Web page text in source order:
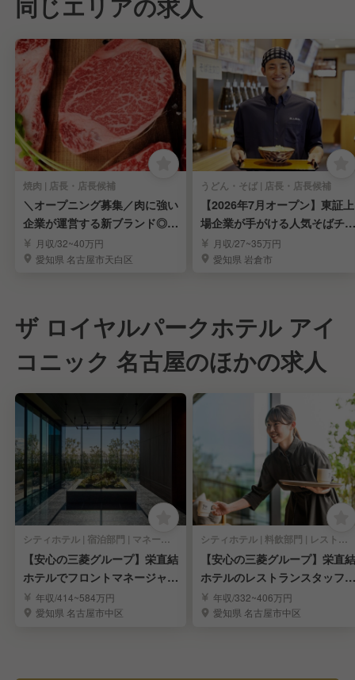
同じエリアの求人
焼肉 | 店長・店長候補
＼オープニング募集／肉に強い
企業が運営する新ブランド◎頑
張りが収入に直結！
月収/32~40万円
愛知県 名古屋市天白区
うどん・そば | 店長・店長候補
【2026年7月オープン】東証上
場企業が手がける人気そばチェ
ーン月収/27~35万円
愛知県 岩倉市
ザ ロイヤルパークホテル アイ
コニック 名古屋のほかの求人
シティホテル | 宿泊部門 | マネージャー・支配人・副支配人・女将
【安心の三菱グループ】栄直結
ホテルでフロントマネージャー
として活躍！
年収/414~584万円
愛知県 名古屋市中区
シティホテル | 料飲部門 | レストランサービス・ホールスタッフ
【安心の三菱グループ】栄直結
ホテルのレストランスタッフと
して活躍！
年収/332~406万円
愛知県 名古屋市中区